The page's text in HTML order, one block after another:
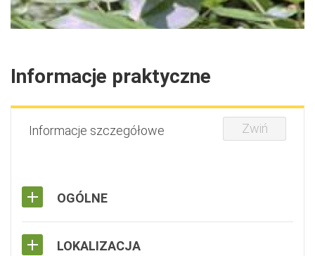
Informacje praktyczne
Informacje szczegółowe Zwiń
OGÓLNE
LOKALIZACJA